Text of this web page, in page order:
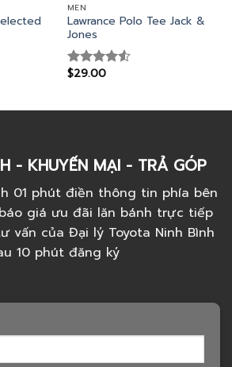
MEN
Lawrance Polo Tee Jack &
Jones
Rated
$29.00
- KHUYẾN MẠI - TRẢ GÓP
01 phút điền thông tin phía bên
giá ưu đãi lăn bánh trực tiếp
vấn của Đại lý Toyota Ninh Bình
10 phút đăng ký